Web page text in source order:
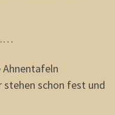
schon fest und